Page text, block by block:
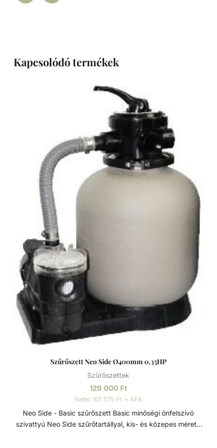
Kapcsolódó termékek
Szűrőszett Neo Side Ø400mm 0,35HP
Szűrőszettek
129 000 Ft
Nettó 101 575 Ft + ÁFA
Neo Side - Basic szűrőszett Basic minőségi önfelszívó
szivattyú Neo Side szűrőtartállyal, kis- és közepes méretű